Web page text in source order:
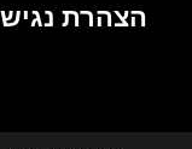
נגישות